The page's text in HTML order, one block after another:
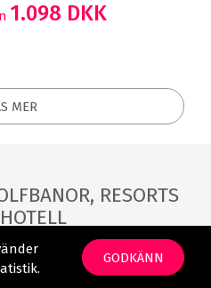
1.098 DKK
MER
RESORTS
GODKÄNN